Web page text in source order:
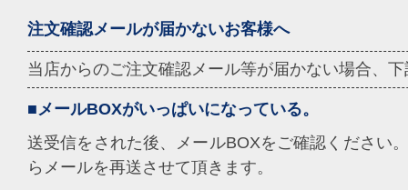
注文確認メールが届かないお客様へ
当店からのご注文確認メール等が届かない場合、
■メールBOXがいっぱいになっている。
送受信をされた後、メールBOXをご確認ください
らメールを再送させて頂きます。